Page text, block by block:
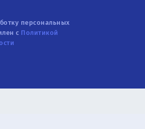
персональных
с Политикой